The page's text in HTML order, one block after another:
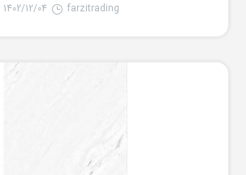
farzitrading
1402/12/04